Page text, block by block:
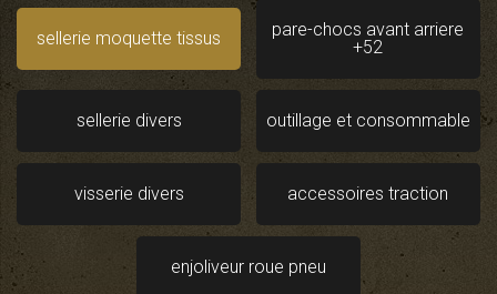
sellerie moquette tissus
pare-chocs avant arriere
+52
sellerie divers outillage et consommable
visserie divers accessoires traction
enjoliveur roue pneu